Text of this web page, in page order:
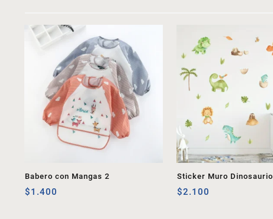
Babero con Mangas 2
$1.400
Sticker Muro Dinosaurio
$2.100